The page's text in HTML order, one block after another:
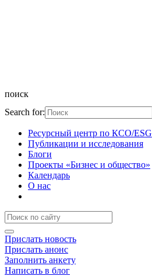
поиск
Search for:
Ресурсный центр по КСО/ESG
Публикации и исследования
Блоги
Проекты «Бизнес и общество»
Календарь
О нас
Прислать новость
Прислать анонс
Заполнить анкету
Написать в блог